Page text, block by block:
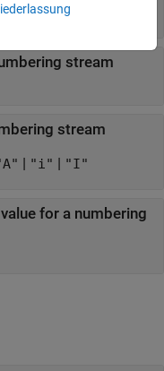
object
stream
stream
| "i" | "I"
for a numbering